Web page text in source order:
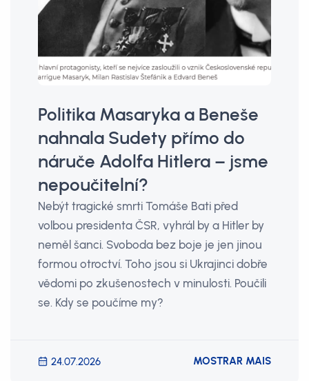
Politika Masaryka a Beneše
nahnala Sudety přímo do
náruče Adolfa Hitlera – jsme
nepoučitelní?
Nebýt tragické smrti Tomáše Bati před
volbou presidenta ČSR, vyhrál by a Hitler by
neměl šanci. Svoboda bez boje je jen jinou
formou otroctví. Toho jsou si Ukrajinci dobře
vědomi po zkušenostech v minulosti. Poučili
se. Kdy se poučíme my?
24.07.2026 MOSTRAR MAIS